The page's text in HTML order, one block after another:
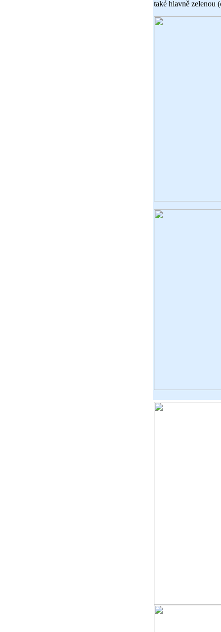
také hlavně zelenou